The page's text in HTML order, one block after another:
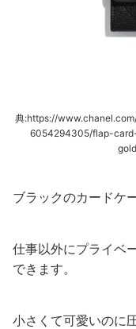
典:https://
6054294305/flap-
ブラックのカードケ
仕事以外にプライベ
できます。
小さくて可愛いのに